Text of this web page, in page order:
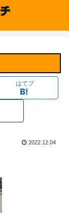
はてブ
2022.12.04